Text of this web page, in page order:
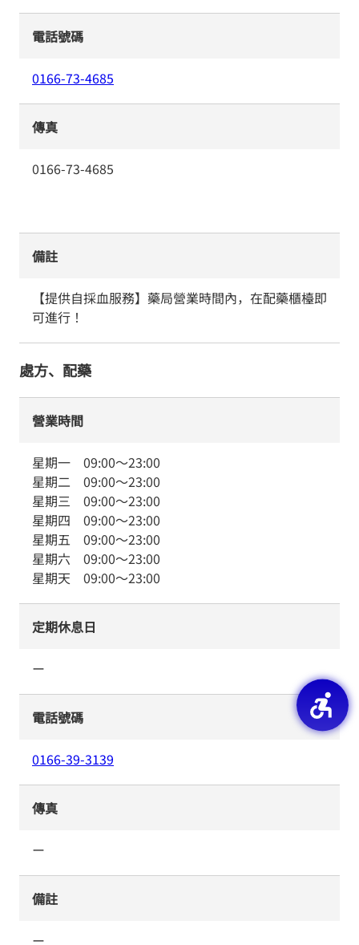
電話號碼
0166-73-4685
傳真
0166-73-4685
備註
【提供自採血服務】藥局營業時間內，在配藥櫃檯即
可進行！
處方、配藥
營業時間
星期一 09:00～23:00
星期二 09:00～23:00
星期三 09:00～23:00
星期四 09:00～23:00
星期五 09:00～23:00
星期六 09:00～23:00
星期天 09:00～23:00
定期休息日
ー
電話號碼
0166-39-3139
傳真
ー
備註
ー